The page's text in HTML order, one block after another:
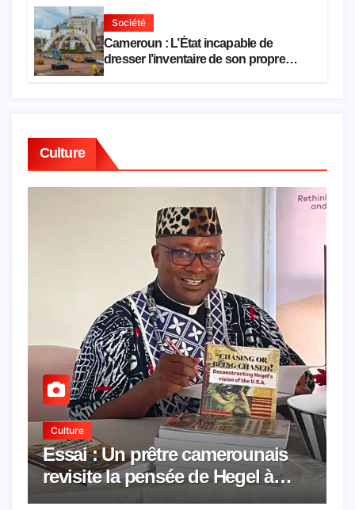
Société
Cameroun : L’État incapable de
dresser l’inventaire de son propre
Culture
Culture
Essai : Un prêtre camerounais
revisite la pensée de Hegel à
travers le rêve américain